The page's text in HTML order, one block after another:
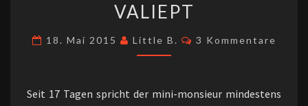
VALIEPT
18. Mai 2015 Little B. Kommentare
3 Kommentare
Seit 17 Tagen spricht der mini-monsieur mindestens